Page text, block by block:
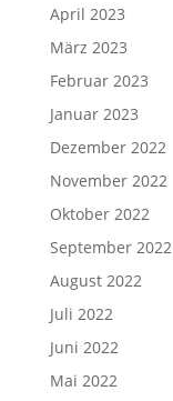
April 2023
März 2023
Februar 2023
Januar 2023
Dezember 2022
November 2022
Oktober 2022
September 2022
August 2022
Juli 2022
Juni 2022
Mai 2022